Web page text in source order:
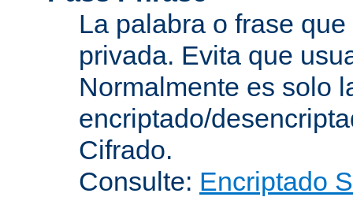
La palabra o frase
privada. Evita que
Normalmente es solo
encriptado/
Cifrado.
Consulte: Encriptado